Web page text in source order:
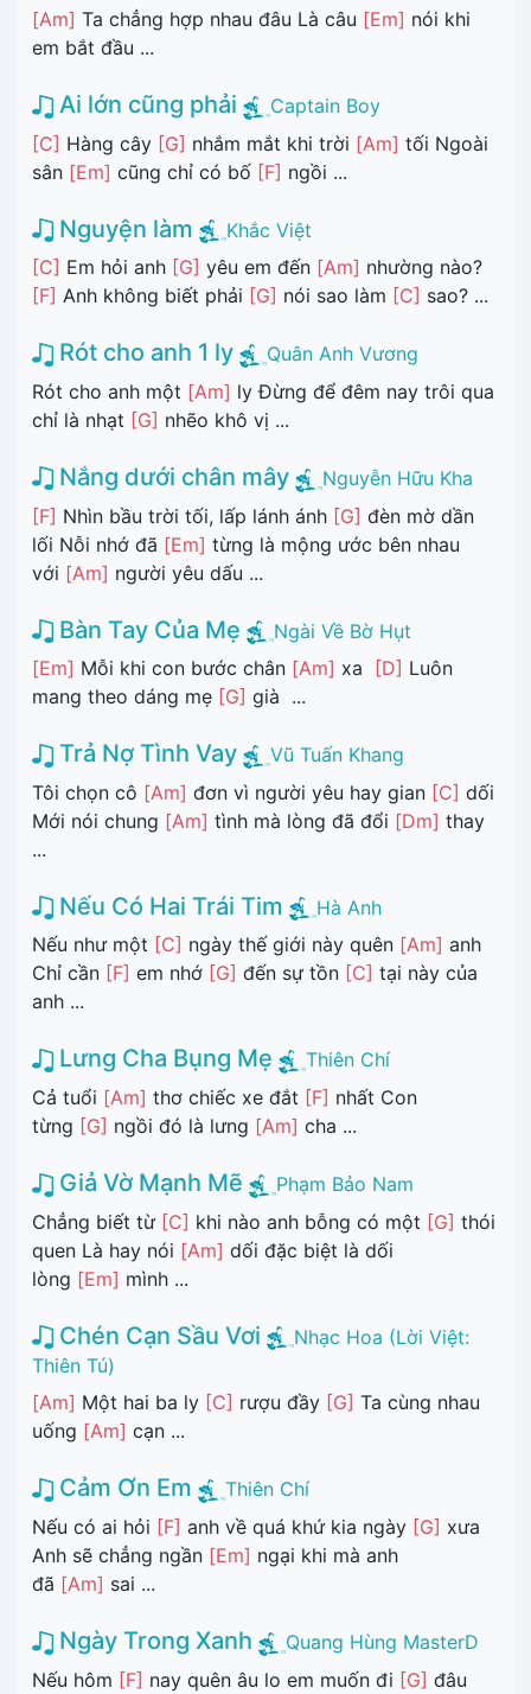
[Am] Ta chẳng hợp nhau đâu Là câu [Em] nói khi
em bắt đầu ...
Ai lớn cũng phải
Captain Boy
[C] Hàng cây [G] nhắm mắt khi trời [Am] tối Ngoài
sân [Em] cũng chỉ có bố [F] ngồi ...
Nguyện làm
Khắc Việt
[C] Em hỏi anh [G] yêu em đến [Am] nhường nào?
[F] Anh không biết phải [G] nói sao làm [C] sao? ...
Rót cho anh 1 ly
Quân Anh Vương
Rót cho anh một [Am] ly Đừng để đêm nay trôi qua
chỉ là nhạt [G] nhẽo khô vị ...
Nắng dưới chân mây
Nguyễn Hữu Kha
[F] Nhìn bầu trời tối, lấp lánh ánh [G] đèn mờ dần
lối Nỗi nhớ đã [Em] từng là mộng ước bên nhau
với [Am] người yêu dấu ...
Bàn Tay Của Mẹ
Ngài Về Bờ Hụt
[Em] Mỗi khi con bước chân [Am] xa [D] Luôn
mang theo dáng mẹ [G] già ...
Trả Nợ Tình Vay
Vũ Tuấn Khang
Tôi chọn cô [Am] đơn vì người yêu hay gian [C] dối
Mới nói chung [Am] tình mà lòng đã đổi [Dm] thay
...
Nếu Có Hai Trái Tim
Hà Anh
Nếu như một [C] ngày thế giới này quên [Am] anh
Chỉ cần [F] em nhớ [G] đến sự tồn [C] tại này của
anh ...
Lưng Cha Bụng Mẹ
Thiên Chí
Cả tuổi [Am] thơ chiếc xe đắt [F] nhất Con
từng [G] ngồi đó là lưng [Am] cha ...
Giả Vờ Mạnh Mẽ
Phạm Bảo Nam
Chẳng biết từ [C] khi nào anh bỗng có một [G] thói
quen Là hay nói [Am] dối đặc biệt là dối
lòng [Em] mình ...
Chén Cạn Sầu Vơi
Nhạc Hoa (Lời Việt:
Thiên Tú)
[Am] Một hai ba ly [C] rượu đầy [G] Ta cùng nhau
uống [Am] cạn ...
Cảm Ơn Em
Thiên Chí
Nếu có ai hỏi [F] anh về quá khứ kia ngày [G] xưa
Anh sẽ chẳng ngần [Em] ngại khi mà anh
đã [Am] sai ...
Ngày Trong Xanh
Quang Hùng MasterD
Nếu hôm [F] nay quên âu lo em muốn đi [G] đâu